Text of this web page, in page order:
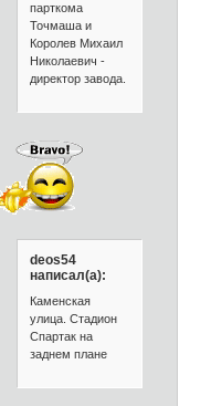
парткома
Точмаша и
Королев Михаил
Николаевич -
директор завода.
deos54
написал(а):
Каменская
улица. Стадион
Спартак на
заднем плане